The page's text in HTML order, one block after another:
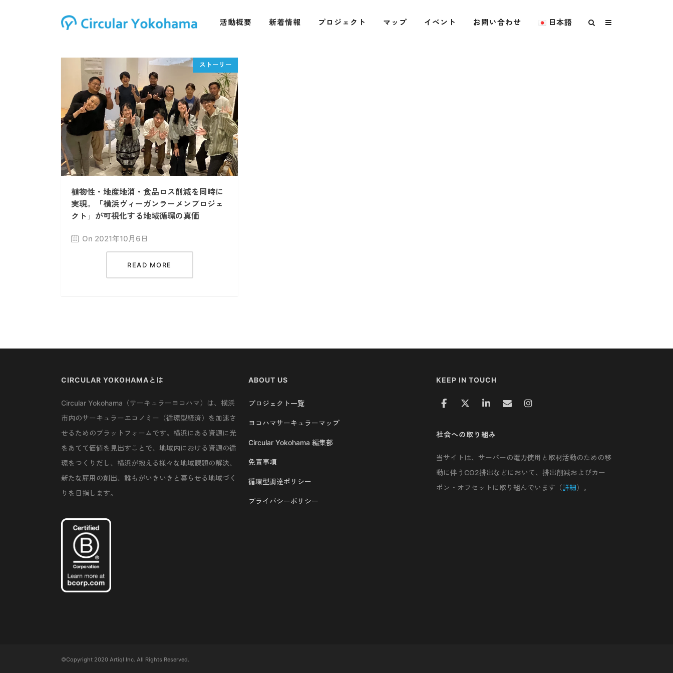
活動概要 新着情報 プロジェクト マップ イベント お問い合わせ 日本語
植物性・地産地消・食品ロス削減を同時に
実現。「横浜ヴィーガンラーメンプロジェ
クト」が可視化する地域循環の真価
On 2021年10月6日
READ MORE
CIRCULAR YOKOHAMAとは
Circular Yokohama（サーキュラーヨコハマ）は、横浜
市内のサーキュラーエコノミー（循環型経済）を加速さ
せるためのプラットフォームです。横浜にある資源に光
をあてて価値を見出すことで、地域内における資源の循
環をつくりだし、横浜が抱える様々な地域課題の解決、
新たな雇用の創出、誰もがいきいきと暮らせる地域づく
りを目指します。
ABOUT US
プロジェクト一覧
ヨコハマサーキュラーマップ
Circular Yokohama 編集部
免責事項
循環型調達ポリシー
プライバシーポリシー
KEEP IN TOUCH
社会への取り組み
当サイトは、サーバーの電力使用と取材活動のための移
動に伴うCO2排出などにおいて、排出削減およびカー
ボン・オフセットに取り組んでいます（詳細）。
©Copyright 2020 Artiql Inc. All Rights Reserved.